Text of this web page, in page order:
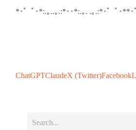
* ･゜ﾟ･ *:.｡ ..｡ .:* ･･ *:.｡ . .｡ .:* ･゜ﾟ･ **
ChatGPTClaudeX (Twitter)Facebook